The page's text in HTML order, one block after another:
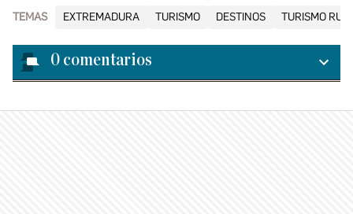
TEMAS EXTREMADURA TURISMO DESTINOS TURISMO
0 comentarios